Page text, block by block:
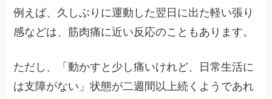
例えば、久しぶりに運動した翌日に出た軽い張り
感などは、筋肉痛に近い反応のこともあります。
ただし、「動かすと少し痛いけれど、日常生活に
は支障がない」状態が二週間以上続くようであれ